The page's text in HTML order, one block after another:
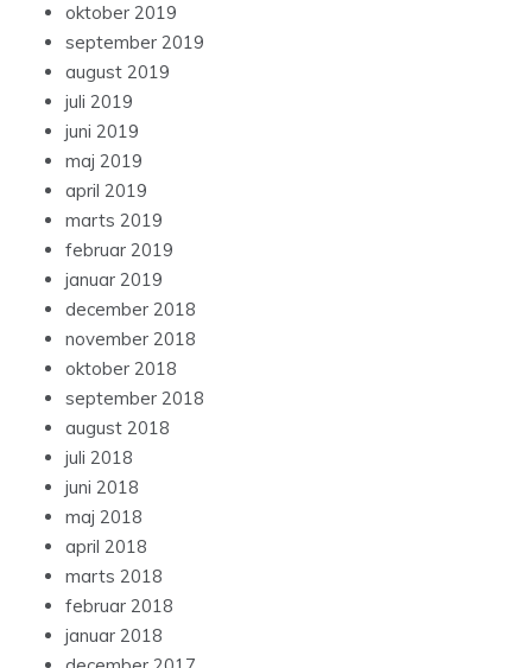
oktober 2019
september 2019
august 2019
juli 2019
juni 2019
maj 2019
april 2019
marts 2019
februar 2019
januar 2019
december 2018
november 2018
oktober 2018
september 2018
august 2018
juli 2018
juni 2018
maj 2018
april 2018
marts 2018
februar 2018
januar 2018